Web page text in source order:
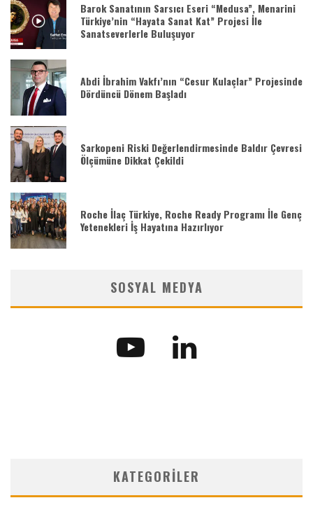
Barok Sanatının Sarsıcı Eseri “Medusa”, Menarini
Türkiye’nin “Hayata Sanat Kat” Projesi İle
Sanatseverlerle Buluşuyor
Abdi İbrahim Vakfı’nın “Cesur Kulaçlar” Projesinde
Dördüncü Dönem Başladı
Sarkopeni Riski Değerlendirmesinde Baldır Çevresi
Ölçümüne Dikkat Çekildi
Roche İlaç Türkiye, Roche Ready Programı İle Genç
Yetenekleri İş Hayatına Hazırlıyor
SOSYAL MEDYA
KATEGORILER